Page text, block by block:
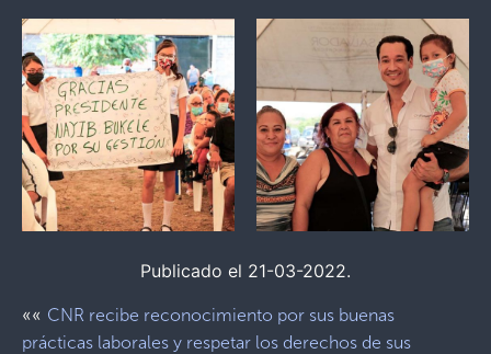
Publicado el 21-03-2022.
«« CNR recibe reconocimiento por sus buenas
prácticas laborales y respetar los derechos de sus